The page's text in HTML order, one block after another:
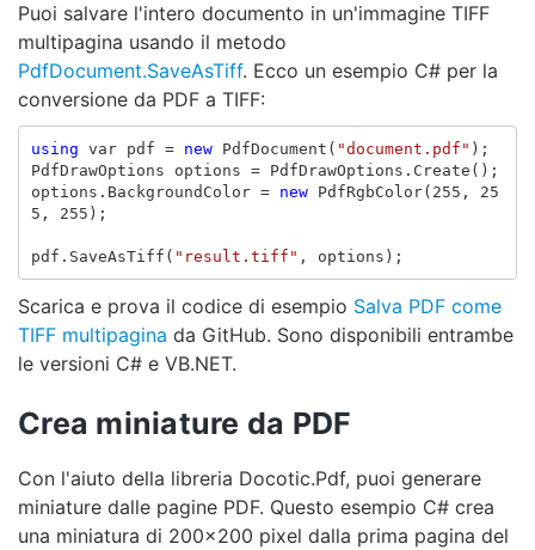
Puoi salvare l'intero documento in un'immagine TIFF
multipagina usando il metodo
PdfDocument.SaveAsTiff. Ecco un esempio C# per la
conversione da PDF a TIFF:
using var pdf = new PdfDocument ( "document.pdf" );
PdfDrawOptions
options = PdfDrawOptions . Create ();
options . BackgroundColor = new PdfRgbColor( 255 ,
25
5 , 255 );
pdf . SaveAsTiff ( "result.tiff" , options );
Scarica e prova il codice di esempio Salva PDF come
TIFF multipagina da GitHub. Sono disponibili entrambe
le versioni C# e VB.NET.
Crea miniature da PDF
Con l'aiuto della libreria Docotic.Pdf, puoi generare
miniature dalle pagine PDF. Questo esempio C# crea
una miniatura di 200x200 pixel dalla prima pagina del